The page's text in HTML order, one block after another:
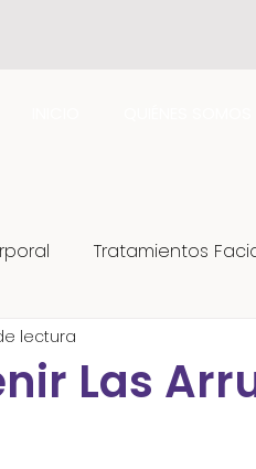
Tratamientos
Cuidados
Las
lectura